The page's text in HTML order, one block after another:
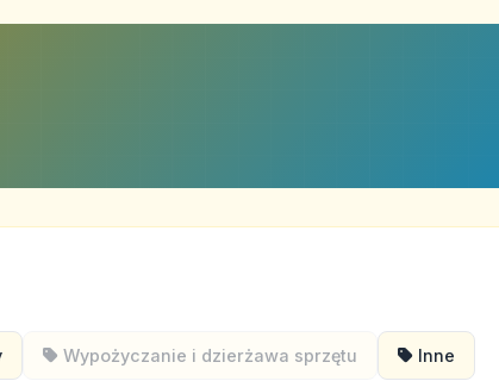
Wypożyczanie i dzierżawa sprzętu Inne